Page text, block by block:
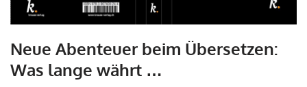
Neue Abenteuer beim Übersetzen:
Was lange währt …